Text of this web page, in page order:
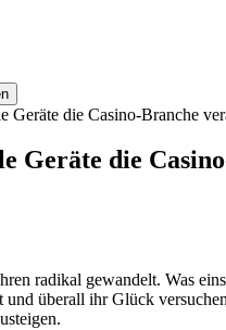
Geräte die Casino-Branche
Geräte die
radikal gewandelt. Was
überall ihr Glück